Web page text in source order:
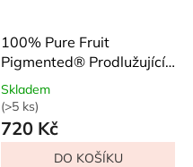
100% Pure Fruit
Pigmented® Prodlužující
řasenka Dark Chocolate
Průměrné
hodnocení
produktu
Skladem
(>5 ks)
720 Kč
DO KOŠÍKU